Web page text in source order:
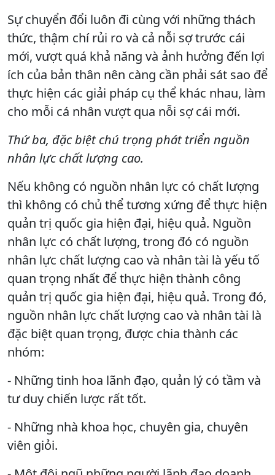
Sự chuyển đổi luôn đi cùng với những thách
thức, thậm chí rủi ro và cả nỗi sợ trước cái
mới, vượt quá khả năng và ảnh hưởng đến lợi
ích của bản thân nên càng cần phải sát sao để
thực hiện các giải pháp cụ thể khác nhau, làm
cho mỗi cá nhân vượt qua nỗi sợ cái mới.
Thứ ba, đặc biệt chú trọng phát triển nguồn
nhân lực chất lượng cao.
Nếu không có nguồn nhân lực có chất lượng
thì không có chủ thể tương xứng để thực hiện
quản trị quốc gia hiện đại, hiệu quả. Nguồn
nhân lực có chất lượng, trong đó có nguồn
nhân lực chất lượng cao và nhân tài là yếu tố
quan trọng nhất để thực hiện thành công
quản trị quốc gia hiện đại, hiệu quả. Trong đó,
nguồn nhân lực chất lượng cao và nhân tài là
đặc biệt quan trọng, được chia thành các
nhóm:
- Những tinh hoa lãnh đạo, quản lý có tầm và
tư duy chiến lược rất tốt.
- Những nhà khoa học, chuyên gia, chuyên
viên giỏi.